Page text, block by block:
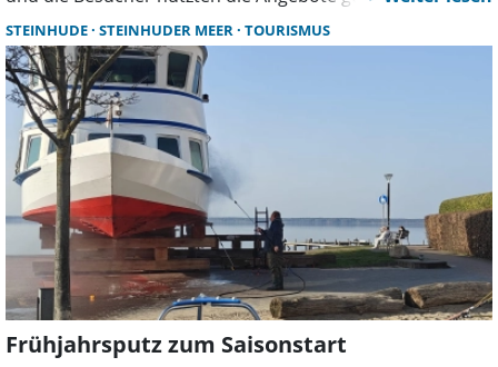
Steinhuder Personenschifffahrt bereitet sich vor: Ab 20.
März startet die Saison wieder mit „Leinen los“.
STEINHUDE STEINHUDER MEER TOURISMUS
Frühjahrsputz zum Saisonstart